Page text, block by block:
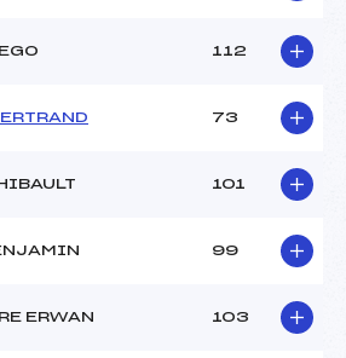
:
65.8700
112
73
101
99
ERWAN 103